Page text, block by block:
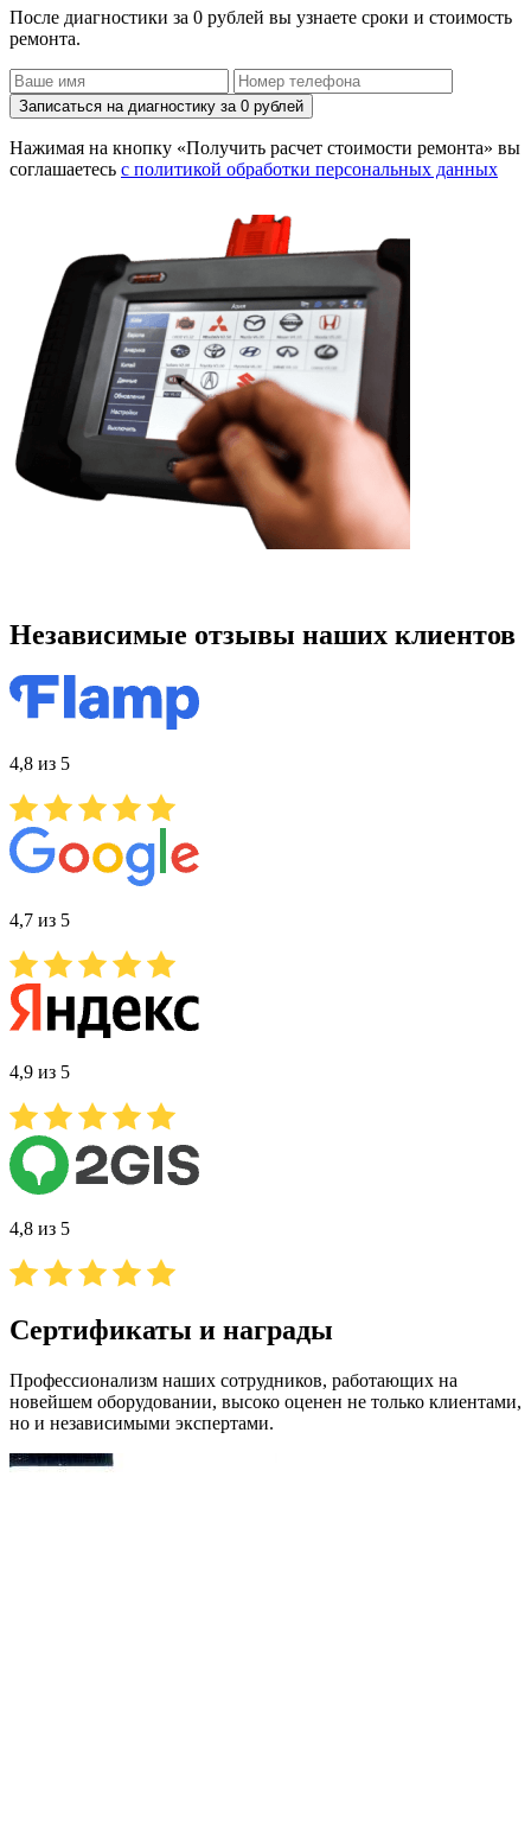
После диагностики за 0 рублей вы узнаете сроки и стоимость
ремонта.
Записаться на диагностику за 0 рублей
Нажимая на кнопку «Получить расчет стоимости ремонта» вы
соглашаетесь с политикой обработки персональных данных
Независимые отзывы наших клиентов
4,8 из 5
4,7 из 5
4,9 из 5
4,8 из 5
Сертификаты и награды
Профессионализм наших сотрудников, работающих на
новейшем оборудовании, высоко оценен не только клиентами,
но и независимыми экспертами.